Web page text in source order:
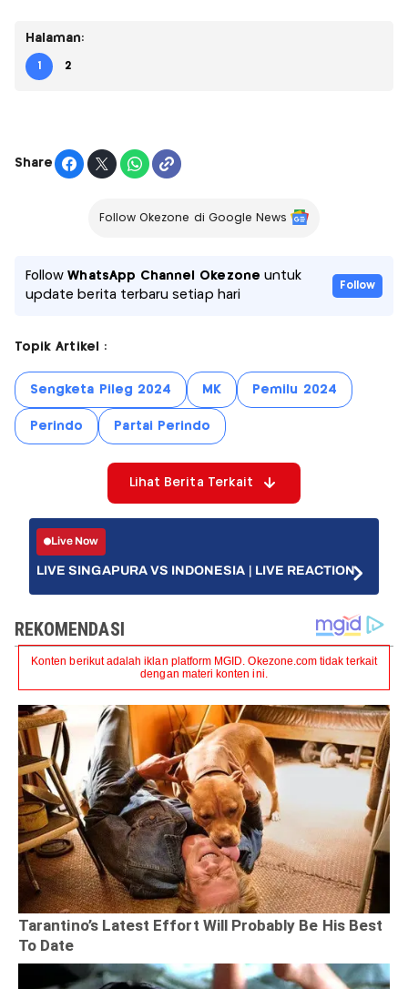
Halaman:
1 2
Share
Follow Okezone di Google News
FollowWhatsApp Channel Okezone untuk
update berita terbaru setiap hari
Follow
Topik Artikel :
Sengketa Pileg 2024 MK Pemilu 2024
Perindo Partai Perindo
Lihat Berita Terkait
Live Now
LIVE SINGAPURA VS INDONESIA | LIVE REACTION